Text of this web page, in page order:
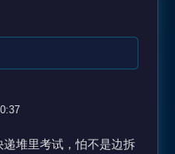
堆里考试，怕不是边拆